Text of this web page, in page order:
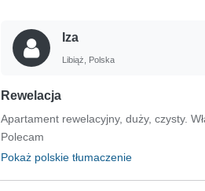
Iza
Libiąż, Polska
Rewelacja
Apartament rewelacyjny, duży, czysty.
Polecam
Pokaż polskie tłumaczenie